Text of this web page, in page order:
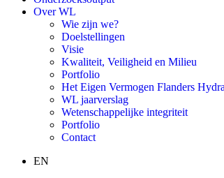
Over WL
Wie zijn we?
Doelstellingen
Visie
Kwaliteit, Veiligheid en Milieu
Portfolio
Het Eigen Vermogen Flanders
WL jaarverslag
Wetenschappelijke integriteit
Portfolio
Contact
EN